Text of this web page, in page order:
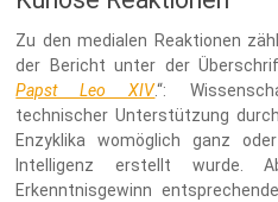
Zu den medialen Reaktionen
der Bericht unter der
Papst Leo XIV.“:
technischer Unterstützung
Enzyklika womöglich ganz
Intelligenz erstellt wurde.
Erkenntnisgewinn